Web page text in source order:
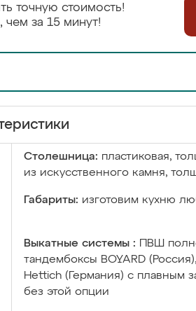
точную стоимость!
за 15 минут!
Столешница: пластиковая,
из искусственного камня,
Габариты: изготовим кухню
Выкатные системы :
ПВШ
тандембоксы BOYARD
Hettich (Германия) с плавным
без этой опции